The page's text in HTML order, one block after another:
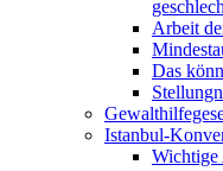
Arbeit
Das
Istanbul-